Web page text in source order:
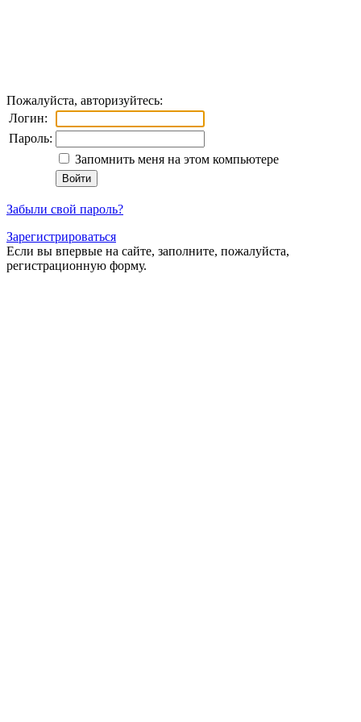
Пожалуйста, авторизуйтесь:
Логин:
Пароль:
Запомнить меня на этом компьютере
Забыли свой пароль?
Зарегистрироваться
Если вы впервые на сайте, заполните, пожалуйста,
регистрационную форму.